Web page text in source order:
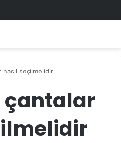
Maske Önerileri
seçilmelidir